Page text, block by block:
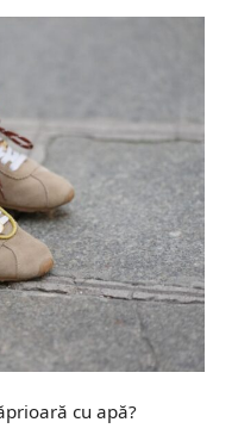
cu apă?